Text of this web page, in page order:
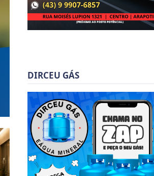
DIRCEU GÁS